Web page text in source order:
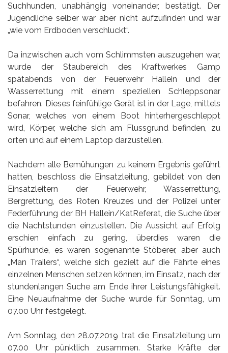
Suchhunden, unabhängig voneinander, bestätigt. Der
Jugendliche selber war aber nicht aufzufinden und war
„wie vom Erdboden verschluckt“.
Da inzwischen auch vom Schlimmsten auszugehen war,
wurde der Staubereich des Kraftwerkes Gamp
spätabends von der Feuerwehr Hallein und der
Wasserrettung mit einem speziellen Schleppsonar
befahren. Dieses feinfühlige Gerät ist in der Lage, mittels
Sonar, welches von einem Boot hinterhergeschleppt
wird, Körper, welche sich am Flussgrund befinden, zu
orten und auf einem Laptop darzustellen.
Nachdem alle Bemühungen zu keinem Ergebnis geführt
hatten, beschloss die Einsatzleitung, gebildet von den
Einsatzleitern der Feuerwehr, Wasserrettung,
Bergrettung, des Roten Kreuzes und der Polizei unter
Federführung der BH Hallein/KatReferat, die Suche über
die Nachtstunden einzustellen. Die Aussicht auf Erfolg
erschien einfach zu gering, überdies waren die
Spürhunde, es waren sogenannte Stöberer, aber auch
„Man Trailers“, welche sich gezielt auf die Fährte eines
einzelnen Menschen setzen können, im Einsatz, nach der
stundenlangen Suche am Ende ihrer Leistungsfähigkeit.
Eine Neuaufnahme der Suche wurde für Sonntag, um
07.00 Uhr festgelegt.
Am Sonntag, den 28.07.2019 trat die Einsatzleitung um
07.00 Uhr pünktlich zusammen. Starke Kräfte der